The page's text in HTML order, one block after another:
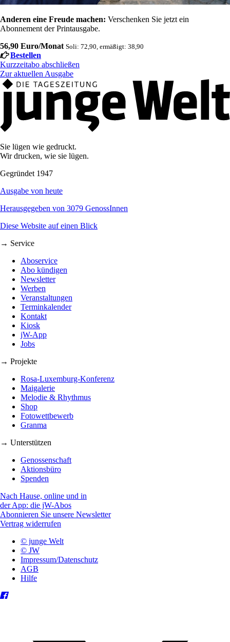
Anderen eine Freude machen: Verschenken Sie jetzt ein
Abonnement der Printausgabe.
56,90 Euro/Monat Soli: 72,90, ermäßigt: 38,90
Bestellen
Kurzzeitabo abschließen
Zur aktuellen Ausgabe
Sie lügen wie gedruckt.
Wir drucken, wie sie lügen.
Gegründet 1947
Ausgabe von heute
Herausgegeben von 3079 GenossInnen
Diese Website auf einen Blick
→ Service
Aboservice
Abo kündigen
Newsletter
Werben
Veranstaltungen
Terminkalender
Kontakt
Kiosk
jW-App
Jobs
→ Projekte
Rosa-Luxemburg-Konferenz
Maigalerie
Melodie & Rhythmus
Shop
Fotowettbewerb
Granma
→ Unterstützen
Genossenschaft
Aktionsbüro
Spenden
Nach Hause, online und in
der App: die jW-Abos
Abonnieren Sie unsere Newsletter
Vertrag widerrufen
© junge Welt
© JW
Impressum/Datenschutz
AGB
Hilfe